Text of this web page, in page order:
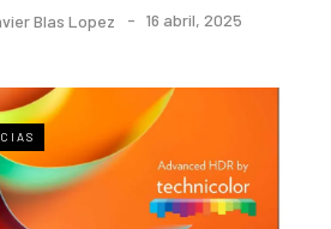
Blas Lopez 16 abril, 2025